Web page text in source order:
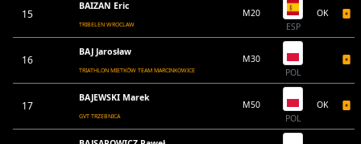
15
BAIZAN Eric
TRIBELEN WROCLAW
M20
ESP
OK
16
BAJ Jarosław
TRIATHLON MIETKÓW TEAM MARCINKOWICE
M30
POL
17
BAJEWSKI Marek
GVT TRZEBNICA
M50
POL
OK